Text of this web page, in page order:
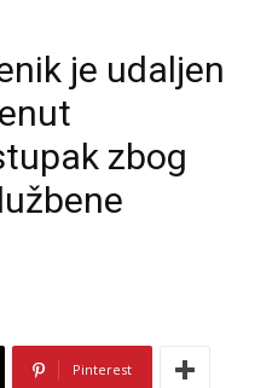
je udaljen
zbog
Pinterest